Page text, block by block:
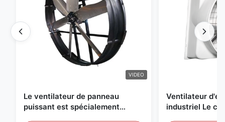
VIDEO
Le ventilateur de panneau
puissant est spécialement
Ventilateur
industriel Le